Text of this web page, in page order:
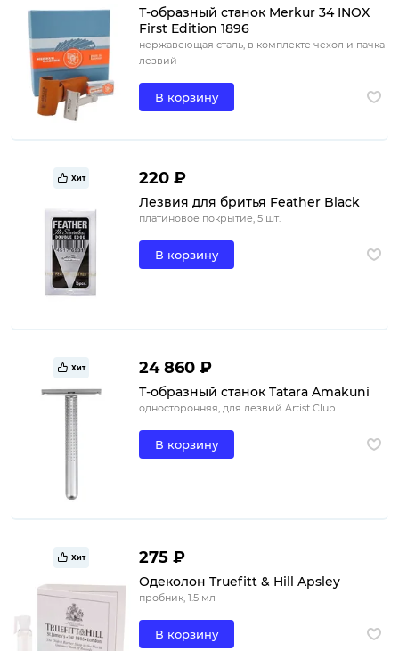
Т-образный станок Merkur 34 INOX
First Edition 1896
нержавеющая сталь, в комплекте чехол и пачка
лезвий
В корзину
Хит 220 ₽
Лезвия для бритья Feather Black
платиновое покрытие, 5 шт.
В корзину
Хит 24 860 ₽
Т-образный станок Tatara Amakuni
односторонняя, для лезвий Artist Club
В корзину
Хит 275 ₽
Одеколон Truefitt & Hill Apsley
пробник, 1.5 мл
В корзину